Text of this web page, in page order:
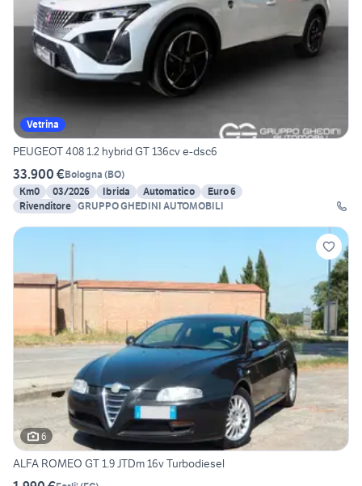
Vetrina
PEUGEOT 408 1.2 hybrid GT 136cv e-dsc6
33.900 €Bologna (BO)
Km0
03/2026 Ibrida Automatico
Euro 6
Rivenditore GRUPPO GHEDINI AUTOMOBILI
6
ALFA ROMEO GT 1.9 JTDm 16v Turbodiesel